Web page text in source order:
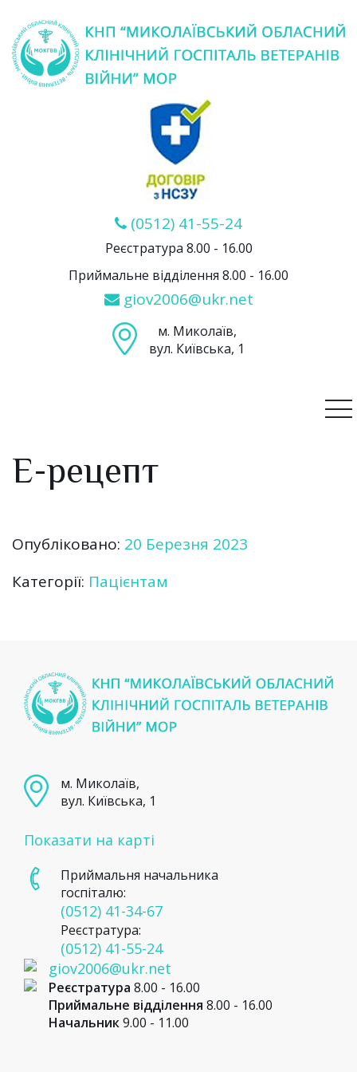
(0512) 41-55-24
Реєстратура 8.00 - 16.00
Приймальне відділення 8.00 - 16.00
giov2006@ukr.net
м. Миколаїв,
вул. Київська, 1
Е-рецепт
Опубліковано: 20 Березня 2023
Категорії: Пацієнтам
м. Миколаїв,
вул. Київська, 1
Показати на карті
Приймальня начальника
госпіталю:
(0512) 41-34-67
Реєстратура:
(0512) 41-55-24
giov2006@ukr.net
Реєстратура 8.00 - 16.00
Приймальне відділення 8.00 - 16.00
Начальник9.00 - 11.00